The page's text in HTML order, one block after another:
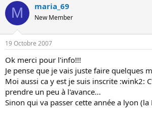
M maria_69
New Member
19 Octobre 2007
Ok merci pour l'info!!!
Je pense que je vais juste faire quelques
Moi aussi ca y est je suis inscrite :wink2:
prendre un peu à l'avance...
Sinon qui va passer cette année a lyon